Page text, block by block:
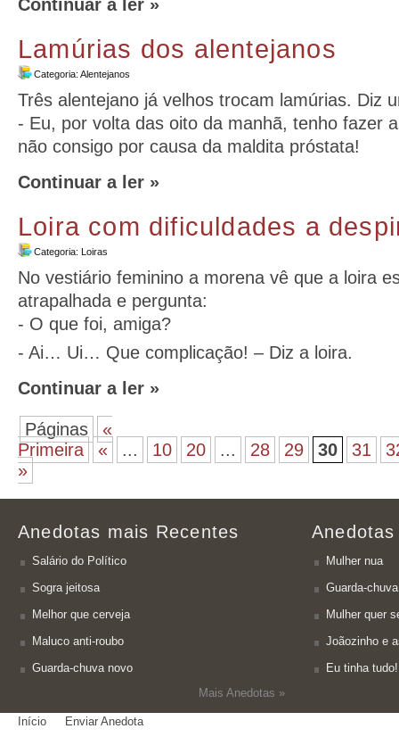
Continuar a ler »
Lamúrias dos alentejanos
Categoria: Alentejanos
Três alentejano já velhos trocam lamúrias. Diz
- Eu, por volta das oito da manhã, tenho fazer
não consigo por causa da maldita próstata!
Continuar a ler »
Loira com dificuldades a
Categoria: Loiras
No vestiário feminino a morena vê que a loira
atrapalhada e pergunta:
- O que foi, amiga?
- Ai… Ui… Que complicação! – Diz a loira.
Continuar a ler »
Páginas
«
Primeira
« ... 10 20 ... 28 29 30 31
»
Anedotas mais Recentes
Salário do Político
Sogra jeitosa
Melhor que cerveja
Maluco anti-roubo
Guarda-chuva novo
Mais Anedotas »
Mulher nua
Guarda-
Mulher quer
Joãozinho e
Eu tinha tudo!
Início Enviar Anedota